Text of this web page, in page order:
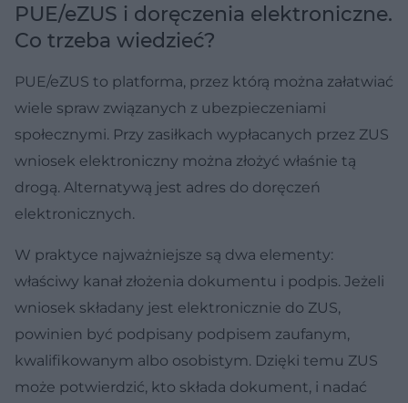
PUE/eZUS i doręczenia elektroniczne.
Co trzeba wiedzieć?
PUE/eZUS to platforma, przez którą można załatwiać
wiele spraw związanych z ubezpieczeniami
społecznymi. Przy zasiłkach wypłacanych przez ZUS
wniosek elektroniczny można złożyć właśnie tą
drogą. Alternatywą jest adres do doręczeń
elektronicznych.
W praktyce najważniejsze są dwa elementy:
właściwy kanał złożenia dokumentu i podpis. Jeżeli
wniosek składany jest elektronicznie do ZUS,
powinien być podpisany podpisem zaufanym,
kwalifikowanym albo osobistym. Dzięki temu ZUS
może potwierdzić, kto składa dokument, i nadać